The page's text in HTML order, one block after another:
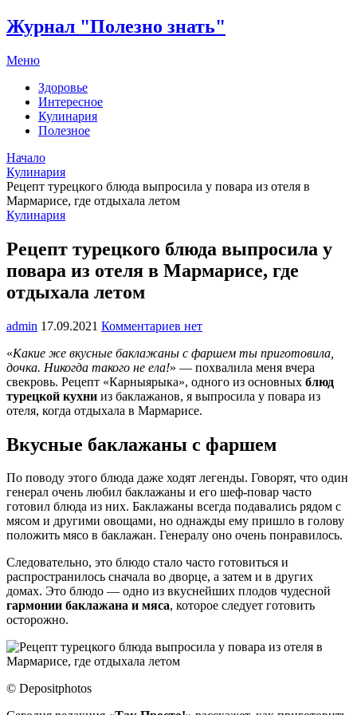
Журнал "Полезно знать"
Меню
Здоровье
Интересное
Кулинария
Полезное
Начало
Кулинария
Рецепт турецкого блюда выпросила у повара из отеля в
Мармарисе, где отдыхала летом
Кулинария
Рецепт турецкого блюда выпросила у
повара из отеля в Мармарисе, где
отдыхала летом
admin 17.09.2021 Комментариев нет
«Какие же вкусные баклажаны с фаршем ты приготовила,
дочка. Никогда такого не ела!» — похвалила меня вчера
свекровь. Рецепт «Карныярыка», одного из основных блюд
турецкой кухни из баклажанов, я выпросила у повара из
отеля, когда отдыхала в Мармарисе.
Вкусные баклажаны с фаршем
По поводу этого блюда даже ходят легенды. Говорят, что один
генерал очень любил баклажаны и его шеф-повар часто
готовил блюда из них. Баклажаны всегда подавались рядом с
мясом и другими овощами, но однажды ему пришло в голову
положить мясо в баклажан. Генералу оно очень понравилось.
Следовательно, это блюдо стало часто готовиться и
распространилось сначала во дворце, а затем и в других
домах. Это блюдо — одно из вкуснейших плодов чудесной
гармонии баклажана и мяса, которое следует готовить
осторожно.
© Depositphotos